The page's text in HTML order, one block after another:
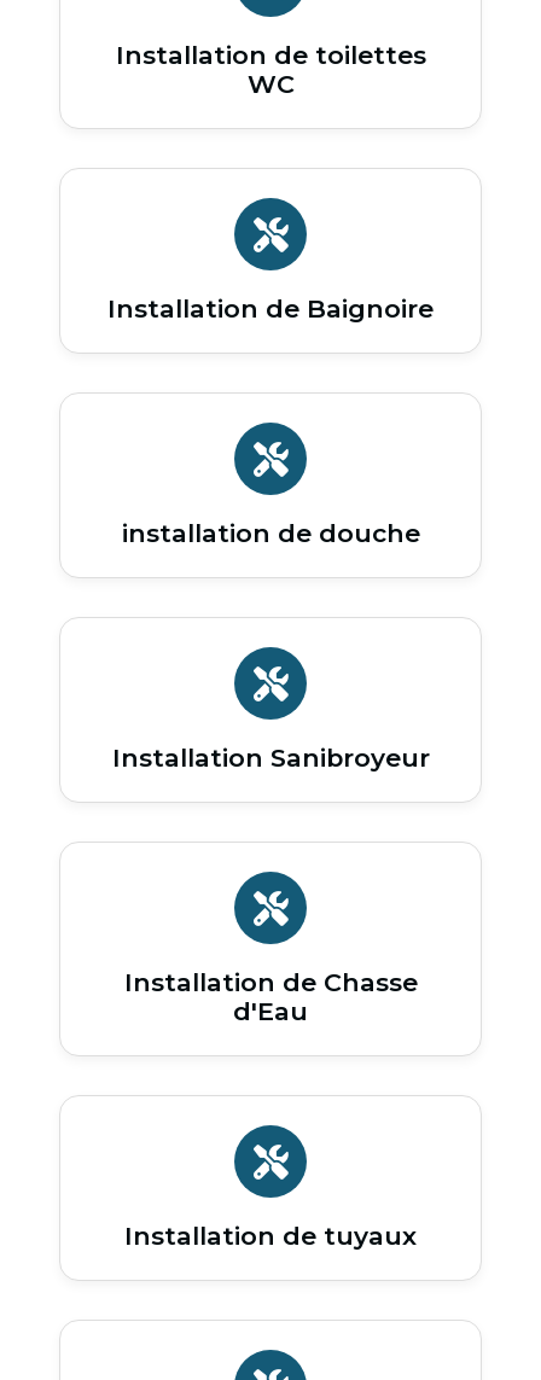
Installation de toilettes
WC
Installation de Baignoire
installation de douche
Installation Sanibroyeur
Installation de Chasse
d'Eau
Installation de tuyaux